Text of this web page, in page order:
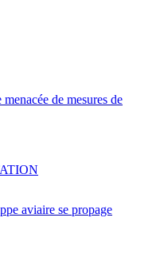
de mesures de
aviaire se propage